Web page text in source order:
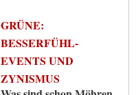
GRÜNE:
BESSERFÜHL-
EVENTS UND
ZYNISMUS